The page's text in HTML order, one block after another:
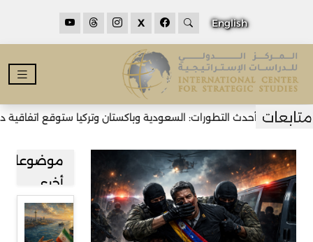
English
X
أحدث التطورات: السعودية وباكستان وتركيا ستوقع اتفاقية
موضوعات
أخرى
مضيق
هرمز بين